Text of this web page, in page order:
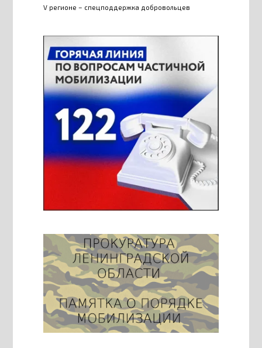
V регионе – спецподдержка добровольцев